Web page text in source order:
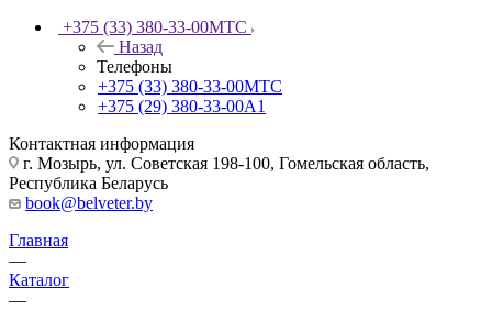
+375 (33) 380-33-00МТС
Назад
Телефоны
+375 (33) 380-33-00МТС
+375 (29) 380-33-00А1
Контактная информация
г. Мозырь, ул. Советская 198-100, Гомельская область,
Республика Беларусь
book@belveter.by
Главная
—
Каталог
—